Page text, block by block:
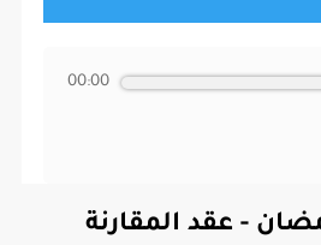
00:00
- عقد المقارنة